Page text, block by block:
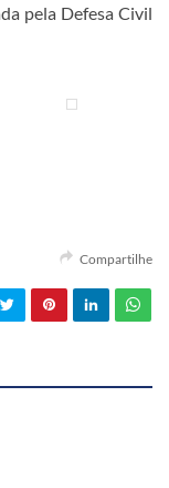
pela Defesa Civil
Compartilhe